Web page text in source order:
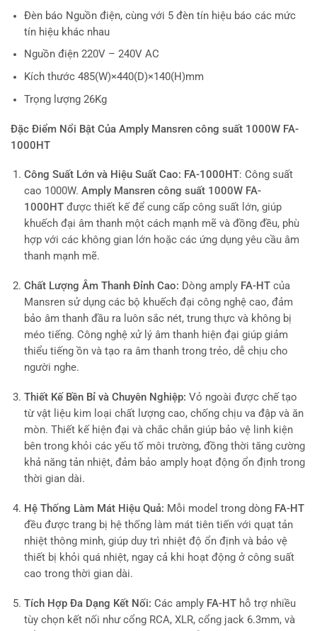
Đèn báo Nguồn điện, cùng với 5 đèn tín hiệu báo các mức
tín hiệu khác nhau
Nguồn điện 220V – 240V AC
Kích thước 485(W)×440(D)×140(H)mm
Trọng lượng 26Kg
Đặc Điểm Nổi Bật Của Amply Mansren công suất 1000W FA-
1000HT
Công Suất Lớn và Hiệu Suất Cao: FA-1000HT: Công suất
cao 1000W. Amply Mansren công suất 1000W FA-
1000HTđược thiết kế để cung cấp công suất lớn, giúp
khuếch đại âm thanh một cách mạnh mẽ và đồng đều, phù
hợp với các không gian lớn hoặc các ứng dụng yêu cầu âm
thanh mạnh mẽ.
Chất Lượng Âm Thanh Đỉnh Cao: Dòng amply FA-HTcủa
Mansren sử dụng các bộ khuếch đại công nghệ cao, đảm
bảo âm thanh đầu ra luôn sắc nét, trung thực và không bị
méo tiếng. Công nghệ xử lý âm thanh hiện đại giúp giảm
thiểu tiếng ồn và tạo ra âm thanh trong trẻo, dễ chịu cho
người nghe.
Thiết Kế Bền Bỉ và Chuyên Nghiệp: Vỏ ngoài được chế tạo
từ vật liệu kim loại chất lượng cao, chống chịu va đập và ăn
mòn. Thiết kế hiện đại và chắc chắn giúp bảo vệ linh kiện
bên trong khỏi các yếu tố môi trường, đồng thời tăng cường
khả năng tản nhiệt, đảm bảo amply hoạt động ổn định trong
thời gian dài.
Hệ Thống Làm Mát Hiệu Quả: Mỗi model trong dòng FA-HT
đều được trang bị hệ thống làm mát tiên tiến với quạt tản
nhiệt thông minh, giúp duy trì nhiệt độ ổn định và bảo vệ
thiết bị khỏi quá nhiệt, ngay cả khi hoạt động ở công suất
cao trong thời gian dài.
Tích Hợp Đa Dạng Kết Nối: Các amply FA-HThỗ trợ nhiều
tùy chọn kết nối như cổng RCA, XLR, cổng jack 6.3mm, và